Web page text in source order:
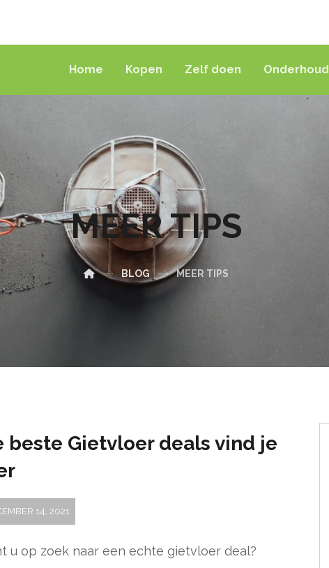
Home Kopen Zelf doen Onderhoud
MEER TIPS
BLOG MEER TIPS
beste Gietvloer deals vind je
14, 2021
u op zoek naar een echte gietvloer deal?